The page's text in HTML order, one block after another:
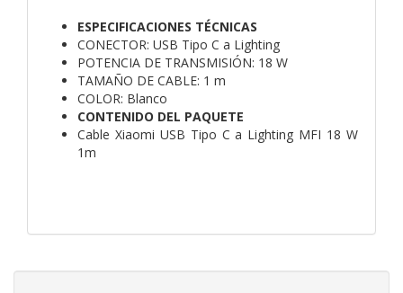
ESPECIFICACIONES TÉCNICAS
CONECTOR: USB Tipo C a Lighting
POTENCIA DE TRANSMISIÓN: 18 W
TAMAÑO DE CABLE: 1 m
COLOR: Blanco
CONTENIDO DEL PAQUETE
Cable Xiaomi USB Tipo C a Lighting MFI 18 W
1m